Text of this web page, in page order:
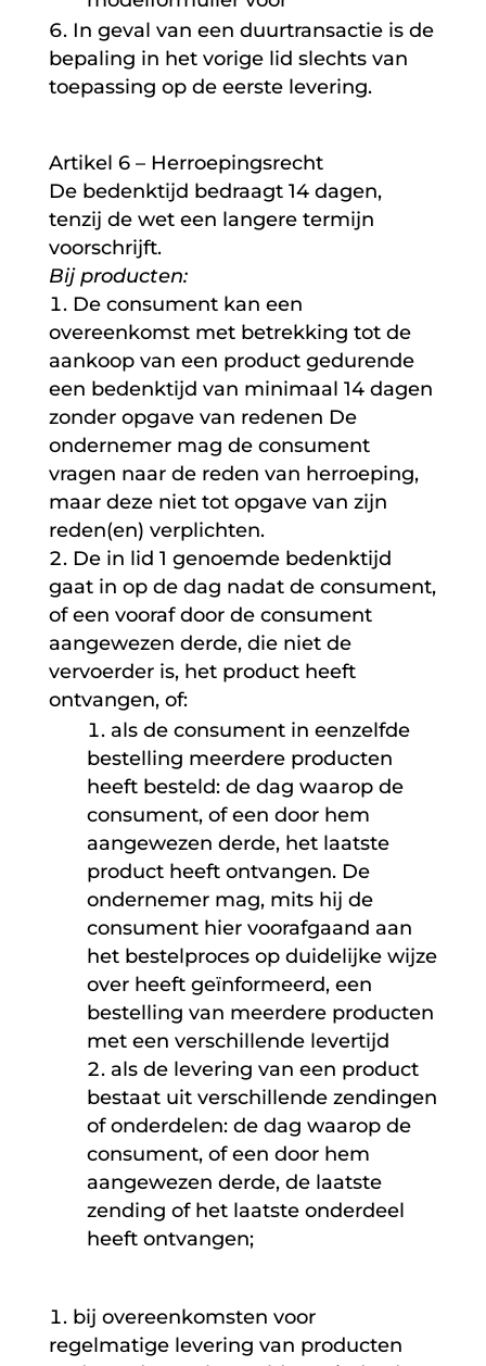
In geval van een duurtransactie is de
bepaling in het vorige lid slechts van
toepassing op de eerste levering.
Artikel 6 – Herroepingsrecht
De bedenktijd bedraagt 14 dagen,
tenzij de wet een langere termijn
voorschrijft.
Bij producten:
De consument kan een
overeenkomst met betrekking tot de
aankoop van een product gedurende
een bedenktijd van minimaal 14 dagen
zonder opgave van redenen De
ondernemer mag de consument
vragen naar de reden van herroeping,
maar deze niet tot opgave van zijn
reden(en) verplichten.
De in lid 1 genoemde bedenktijd
gaat in op de dag nadat de consument,
of een vooraf door de consument
aangewezen derde, die niet de
vervoerder is, het product heeft
ontvangen, of:
als de consument in eenzelfde
bestelling meerdere producten
heeft besteld: de dag waarop de
consument, of een door hem
aangewezen derde, het laatste
product heeft ontvangen. De
ondernemer mag, mits hij de
consument hier voorafgaand aan
het bestelproces op duidelijke wijze
over heeft geïnformeerd, een
bestelling van meerdere producten
met een verschillende levertijd
als de levering van een product
bestaat uit verschillende zendingen
of onderdelen: de dag waarop de
consument, of een door hem
aangewezen derde, de laatste
zending of het laatste onderdeel
heeft ontvangen;
bij overeenkomsten voor
regelmatige levering van producten